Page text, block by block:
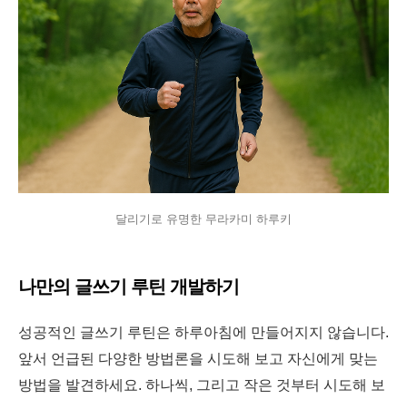
달리기로 유명한 무라카미 하루키
나만의 글쓰기 루틴 개발하기
성공적인 글쓰기 루틴은 하루아침에 만들어지지 않습니다.
앞서 언급된 다양한 방법론을 시도해 보고 자신에게 맞는
방법을 발견하세요. 하나씩, 그리고 작은 것부터 시도해 보